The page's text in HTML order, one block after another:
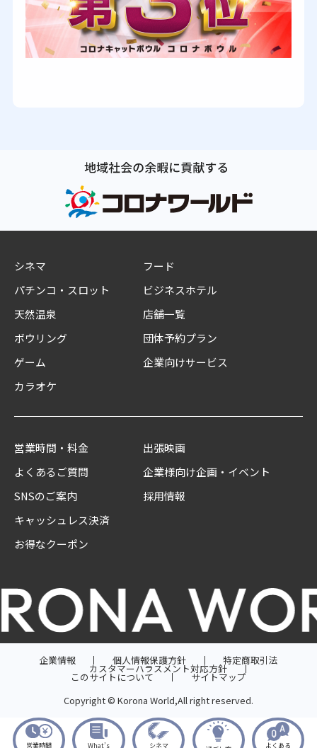
シネマ
パチンコ・スロット
天然温泉
ボウリング
ゲーム
カラオケ
フード
ビジネスホテル
店舗一覧
団体予約プラン
企業向けサービス
営業時間・料金
よくあるご質問
SNSのご案内
キャッシュレス決済
お得なクーポン
出張映画
企業様向け企画・イベント
採用情報
企業情報 個人情報保護方針 特定商取引法
カスタマーハラスメント対応方針
このサイトについて
サイトマップ
Copyright © Korona World,All right reserved.
営業時間 What’s シネマ よくある